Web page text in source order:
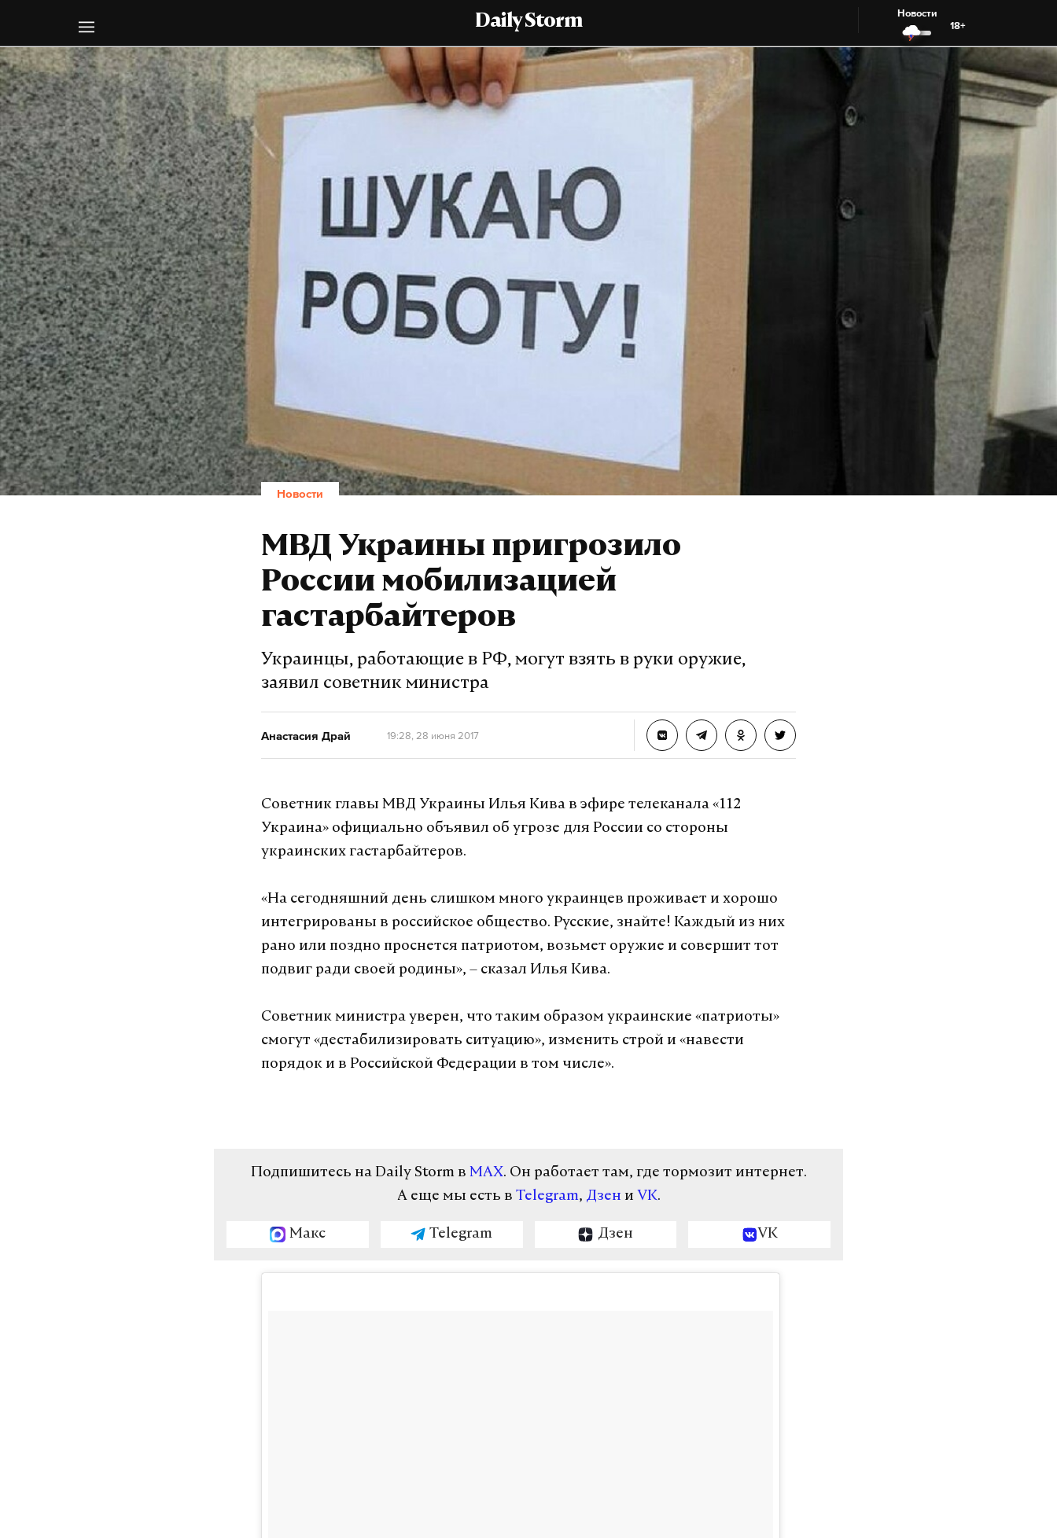
Daily Storm
Новости
18+
Новости
МВД Украины пригрозило
России мобилизацией
гастарбайтеров
Украинцы, работающие в РФ, могут взять в руки оружие,
заявил советник министра
Анастасия Драй 19:28, 28 июня 2017
Советник главы МВД Украины Илья Кива в эфире телеканала «112
Украина» официально объявил об угрозе для России со стороны
украинских гастарбайтеров.
«На сегодняшний день слишком много украинцев проживает и хорошо
интегрированы в российское общество. Русские, знайте! Каждый из них
рано или поздно проснется патриотом, возьмет оружие и совершит тот
подвиг ради своей родины», – сказал Илья Кива.
Советник министра уверен, что таким образом украинские «патриоты»
смогут «дестабилизировать ситуацию», изменить строй и «навести
порядок и в Российской Федерации в том числе».
Подпишитесь на Daily Storm в MAX. Он работает там, где тормозит интернет.
А еще мы есть в Telegram, Дзен и VK.
Макс Telegram Дзен VK